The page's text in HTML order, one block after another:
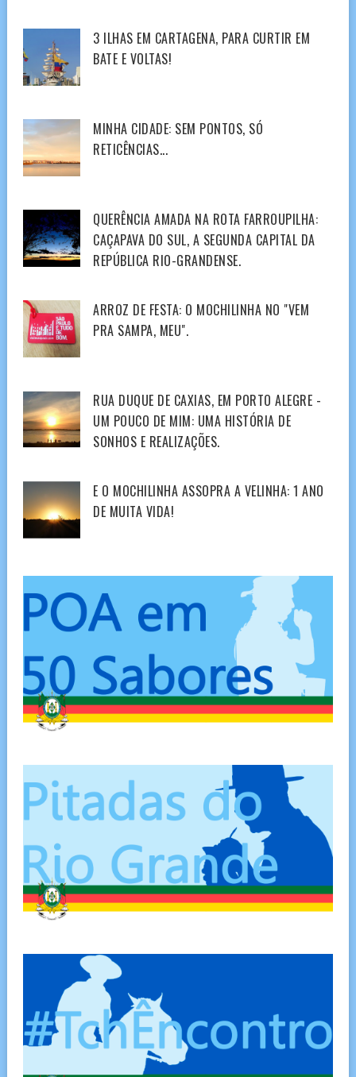
3 ILHAS EM CARTAGENA, PARA CURTIR EM
BATE E VOLTAS!
MINHA CIDADE: SEM PONTOS, SÓ
RETICÊNCIAS...
QUERÊNCIA AMADA NA ROTA FARROUPILHA:
CAÇAPAVA DO SUL, A SEGUNDA CAPITAL DA
REPÚBLICA RIO-GRANDENSE.
ARROZ DE FESTA: O MOCHILINHA NO "VEM
PRA SAMPA, MEU".
RUA DUQUE DE CAXIAS, EM PORTO ALEGRE -
UM POUCO DE MIM: UMA HISTÓRIA DE
SONHOS E REALIZAÇÕES.
E O MOCHILINHA ASSOPRA A VELINHA: 1 ANO
DE MUITA VIDA!